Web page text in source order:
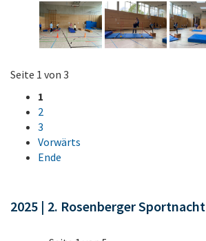
Seite 1 von 3
1
2
3
Vorwärts
Ende
2025 | 2. Rosenberger Sportnacht